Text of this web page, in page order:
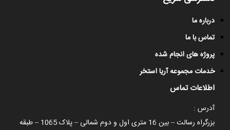
درباره ما
تماس با ما
پروژه های انجام شده
خدمات مجموعه آریا استخر
اطلاعات تماس
آدرس :
بزرگراه رسالت – بین 16 متری اول و دوم شمالی – پلاک 1065 – طبقه